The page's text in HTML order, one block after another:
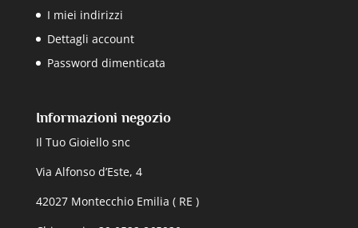
I miei indirizzi
Dettagli account
Password dimenticata
Informazioni negozio
Il Tuo Gioiello snc
Via Alfonso d’Este, 4
42027 Montecchio Emilia ( RE )